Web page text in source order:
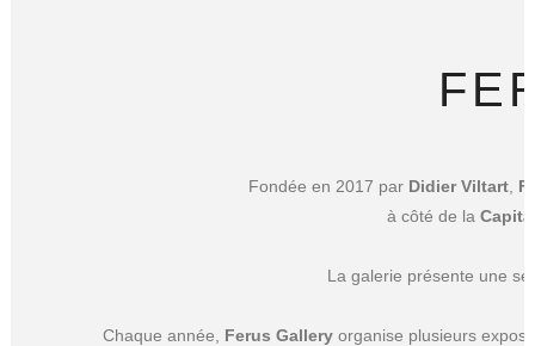
Fondée en 2017 par Didier Viltart,
à côté de la
La galerie présente une
Chaque année, Ferus Galleryorganise plusieurs